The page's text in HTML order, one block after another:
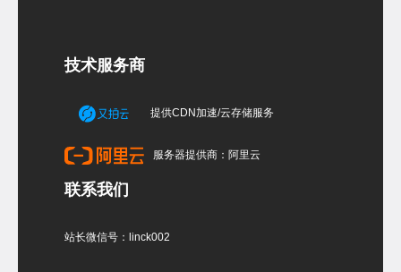
技术服务商
提供CDN加速/云存储服务
服务器提供商：阿里云
联系我们
站长微信号：linck002